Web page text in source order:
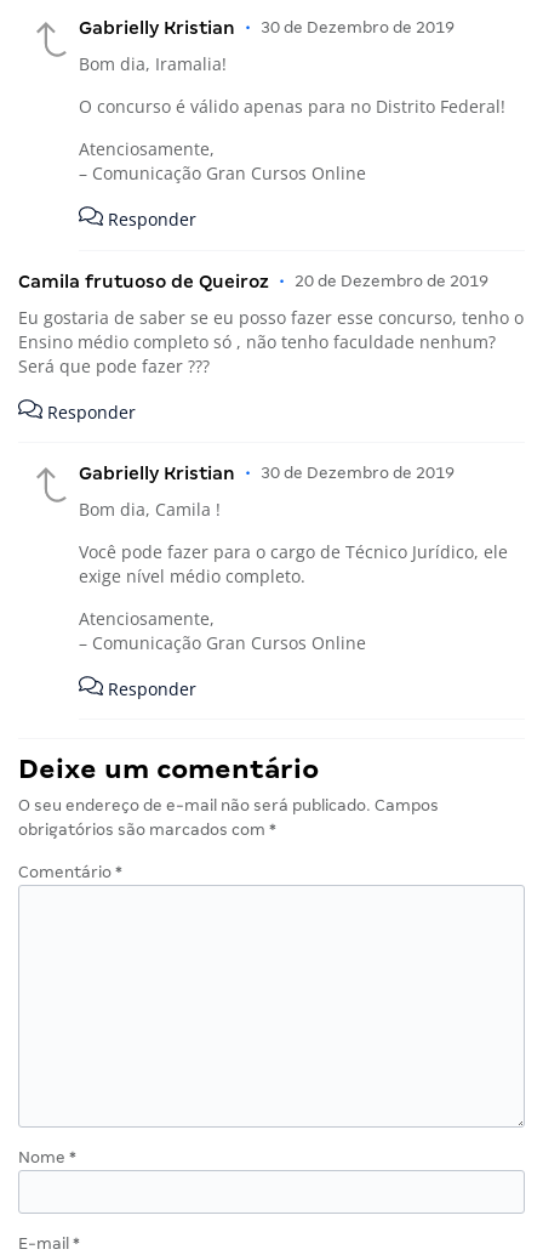
Gabrielly Kristian • 30 de Dezembro de 2019
Bom dia, Iramalia!
O concurso é válido apenas para no Distrito Federal!
Atenciosamente,
– Comunicação Gran Cursos Online
Responder
Camila frutuoso de Queiroz • 20 de Dezembro de 2019
Eu gostaria de saber se eu posso fazer esse concurso, tenho o
Ensino médio completo só , não tenho faculdade nenhum?
Será que pode fazer ???
Responder
Gabrielly Kristian • 30 de Dezembro de 2019
Bom dia, Camila !
Você pode fazer para o cargo de Técnico Jurídico, ele
exige nível médio completo.
Atenciosamente,
– Comunicação Gran Cursos Online
Responder
Deixe um comentário
O seu endereço de e-mail não será publicado. Campos
obrigatórios são marcados com *
Comentário *
Nome *
E-mail *